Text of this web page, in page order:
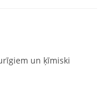
un ķīmiski